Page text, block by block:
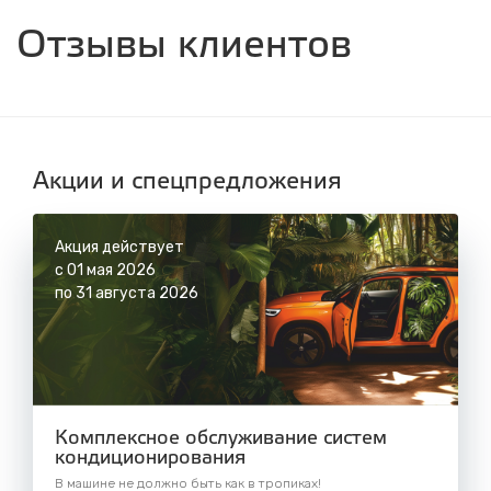
с 8.00 до 22.30, без выходных
Отзывы клиентов
Акции и спецпредложения
Акция действует
с 01 мая 2026
по 31 августа 2026
Комплексное обслуживание систем
кондиционирования
В машине не должно быть как в тропиках!